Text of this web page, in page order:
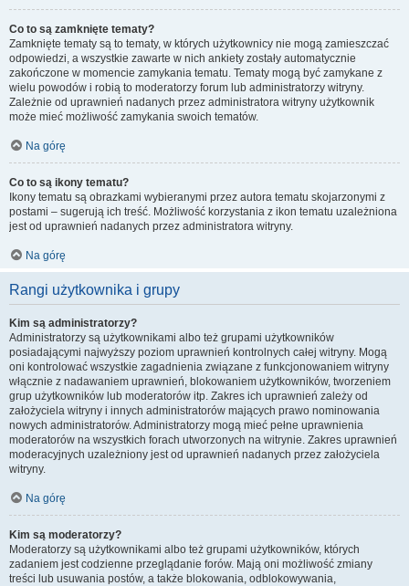
Co to są zamknięte tematy?
Zamknięte tematy są to tematy, w których użytkownicy nie mogą zamieszczać
odpowiedzi, a wszystkie zawarte w nich ankiety zostały automatycznie
zakończone w momencie zamykania tematu. Tematy mogą być zamykane z
wielu powodów i robią to moderatorzy forum lub administratorzy witryny.
Zależnie od uprawnień nadanych przez administratora witryny użytkownik
może mieć możliwość zamykania swoich tematów.
Na górę
Co to są ikony tematu?
Ikony tematu są obrazkami wybieranymi przez autora tematu skojarzonymi z
postami – sugerują ich treść. Możliwość korzystania z ikon tematu uzależniona
jest od uprawnień nadanych przez administratora witryny.
Na górę
Rangi użytkownika i grupy
Kim są administratorzy?
Administratorzy są użytkownikami albo też grupami użytkowników
posiadającymi najwyższy poziom uprawnień kontrolnych całej witryny. Mogą
oni kontrolować wszystkie zagadnienia związane z funkcjonowaniem witryny
włącznie z nadawaniem uprawnień, blokowaniem użytkowników, tworzeniem
grup użytkowników lub moderatorów itp. Zakres ich uprawnień zależy od
założyciela witryny i innych administratorów mających prawo nominowania
nowych administratorów. Administratorzy mogą mieć pełne uprawnienia
moderatorów na wszystkich forach utworzonych na witrynie. Zakres uprawnień
moderacyjnych uzależniony jest od uprawnień nadanych przez założyciela
witryny.
Na górę
Kim są moderatorzy?
Moderatorzy są użytkownikami albo też grupami użytkowników, których
zadaniem jest codzienne przeglądanie forów. Mają oni możliwość zmiany
treści lub usuwania postów, a także blokowania, odblokowywania,